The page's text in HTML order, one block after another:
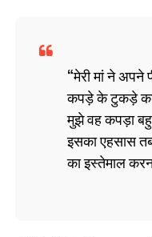
मेरी मां ने अपने
कपड़े के टुकड़े का
मुझे वह कपड़ा
इसका एहसास
का इस्तेमाल